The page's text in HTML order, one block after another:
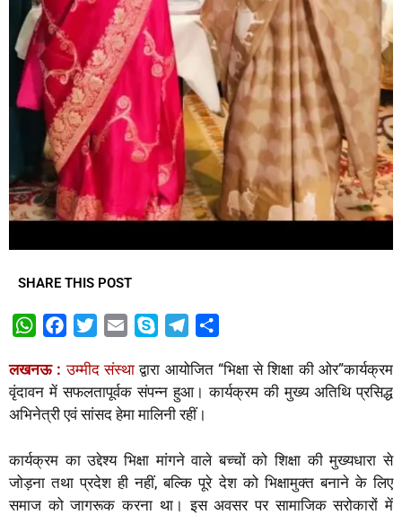
SHARE THIS POST
W
a
t
s
p
p
c
e
b
o
k
i
t
t
r
a
i
l
y
p
e
l
e
g
a
m
a
r
लखनऊ : उम्मीद संस्थाद्वारा आयोजित “भिक्षा से शिक्षा की ओर”कार्यक्रम
वृंदावन में सफलतापूर्वक संपन्न हुआ। कार्यक्रम की मुख्य अतिथि प्रसिद्ध
अभिनेत्री एवं सांसद हेमा मालिनी रहीं।
कार्यक्रम का उद्देश्य भिक्षा मांगने वाले बच्चों को शिक्षा की मुख्यधारा से
जोड़ना तथा प्रदेश ही नहीं, बल्कि पूरे देश को भिक्षामुक्त बनाने के लिए
समाज को जागरूक करना था। इस अवसर पर सामाजिक सरोकारों में